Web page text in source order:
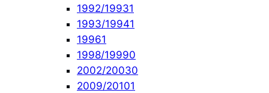
1992/19931
1993/19941
19961
1998/19990
2002/20030
2009/20101